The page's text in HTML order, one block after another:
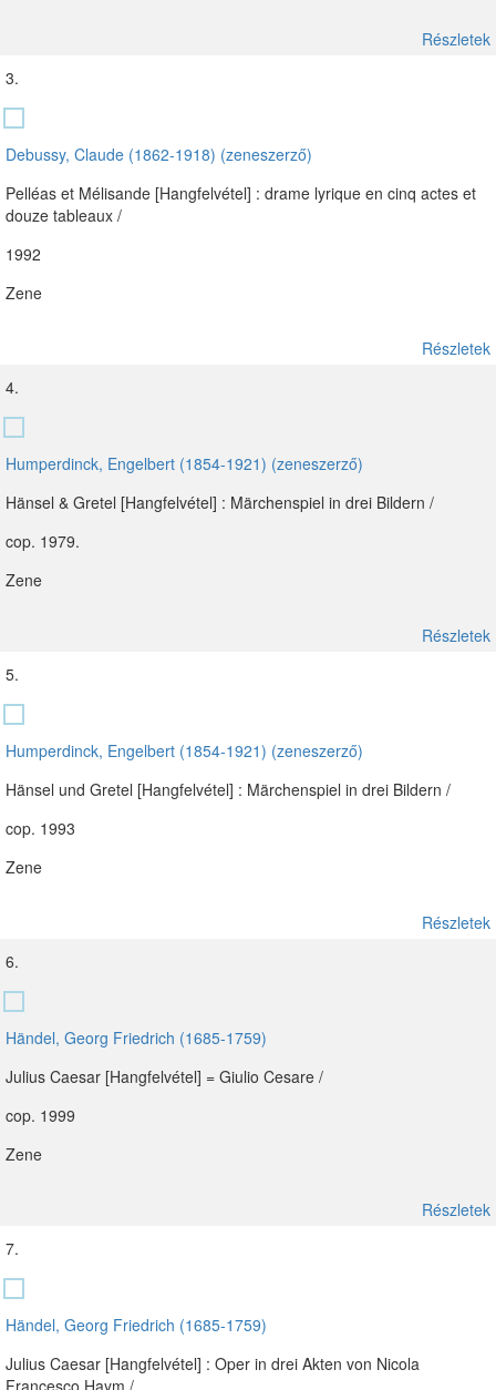
Részletek
3.
Debussy, Claude (1862-1918) (zeneszerző)
Pelléas et Mélisande [Hangfelvétel] : drame lyrique en cinq actes et
douze tableaux /
1992
Zene
Részletek
4.
Humperdinck, Engelbert (1854-1921) (zeneszerző)
Hänsel & Gretel [Hangfelvétel] : Märchenspiel in drei Bildern /
cop. 1979.
Zene
Részletek
5.
Humperdinck, Engelbert (1854-1921) (zeneszerző)
Hänsel und Gretel [Hangfelvétel] : Märchenspiel in drei Bildern /
cop. 1993
Zene
Részletek
6.
Händel, Georg Friedrich (1685-1759)
Julius Caesar [Hangfelvétel] = Giulio Cesare /
cop. 1999
Zene
Részletek
7.
Händel, Georg Friedrich (1685-1759)
Julius Caesar [Hangfelvétel] : Oper in drei Akten von Nicola
Francesco Haym /